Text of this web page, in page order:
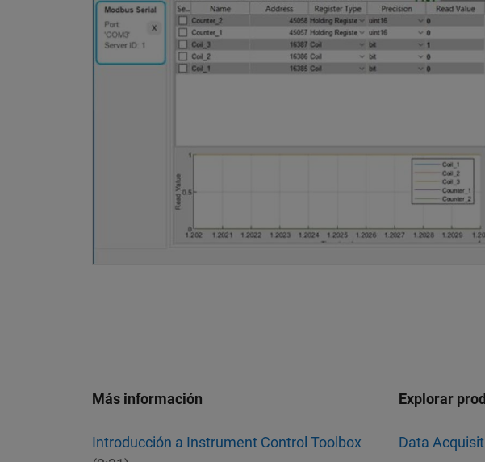
Más información
Introducción a Instrument Control Toolbox
Explorar
Data